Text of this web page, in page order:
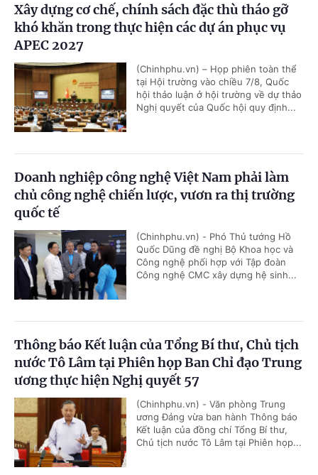
Xây dựng cơ chế, chính sách đặc thù tháo gỡ
khó khăn trong thực hiện các dự án phục vụ
APEC 2027
(Chinhphu.vn) – Họp phiên toàn thể
tại Hội trường vào chiều 7/8, Quốc
hội thảo luận ở hội trường về dự thảo
Nghị quyết của Quốc hội quy định...
Doanh nghiệp công nghệ Việt Nam phải làm
chủ công nghệ chiến lược, vươn ra thị trường
quốc tế
(Chinhphu.vn) - Phó Thủ tướng Hồ
Quốc Dũng đề nghị Bộ Khoa học và
Công nghệ phối hợp với Tập đoàn
Công nghệ CMC xây dựng hệ sinh...
Thông báo Kết luận của Tổng Bí thư, Chủ tịch
nước Tô Lâm tại Phiên họp Ban Chỉ đạo Trung
ương thực hiện Nghị quyết 57
(Chinhphu.vn) - Văn phòng Trung
ương Đảng vừa ban hành Thông báo
Kết luận của đồng chí Tổng Bí thư,
Chủ tịch nước Tô Lâm tại Phiên họp...